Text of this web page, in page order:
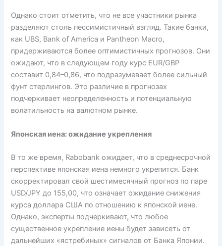
Однако стоит отметить, что не все участники рынка
разделяют столь пессимистичный взгляд. Такие банки,
как UBS, Bank of America и Pantheon Macro,
придерживаются более оптимистичных прогнозов. Они
ожидают, что в следующем году курс EUR/GBP
составит 0,84–0,86, что подразумевает более сильный
фунт стерлингов. Это различие в прогнозах
подчеркивает неопределенность и потенциальную
волатильность на валютном рынке.
Японская иена: ожидание укрепления
В то же время, Rabobank ожидает, что в среднесрочной
перспективе японская иена немного укрепится. Банк
скорректировал свой шестимесячный прогноз по паре
USD/JPY до 155,00, что означает ожидание снижения
курса доллара США по отношению к японской иене.
Однако, эксперты подчеркивают, что любое
существенное укрепление иены будет зависеть от
дальнейших «ястребиных» сигналов от Банка Японии.